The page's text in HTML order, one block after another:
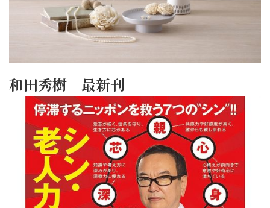
和田秀樹 最新刊